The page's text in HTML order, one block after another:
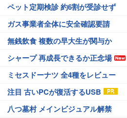
ペット定期検診 約6割が受診せず
ガス事業者全体に安全確認要請
無銭飲食 複数の早大生が関与か
シャープ 再成長できるか正念場
ミセスドーナツ 全4種をレビュー
注目 古いPCが復活するUSB
八つ墓村 メインビジュアル解禁